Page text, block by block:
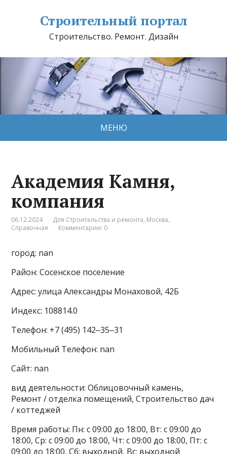
Строительный портал
Строительство. Ремонт. Дизайн
МЕНЮ
Академия Камня,
компания
06.12.2024 Для Строительства и ремонта, Москва,
Справочная
Комментарии: 0
город: nan
Район: Сосенское поселение
Адрес: улица Александры Монаховой, 42Б
Индекс: 108814.0
Телефон: +7 (495) 142‒35‒31
Мобильный Телефон: nan
Сайт: nan
вид деятельности: Облицовочный камень,
Ремонт / отделка помещений, Строительство дач
/ коттеджей
Время работы: Пн: с 09:00 до 18:00, Вт: с 09:00 до
18:00, Ср: с 09:00 до 18:00, Чт: с 09:00 до 18:00, Пт: с
09:00 до 18:00, Сб: выходной, Вс: выходной